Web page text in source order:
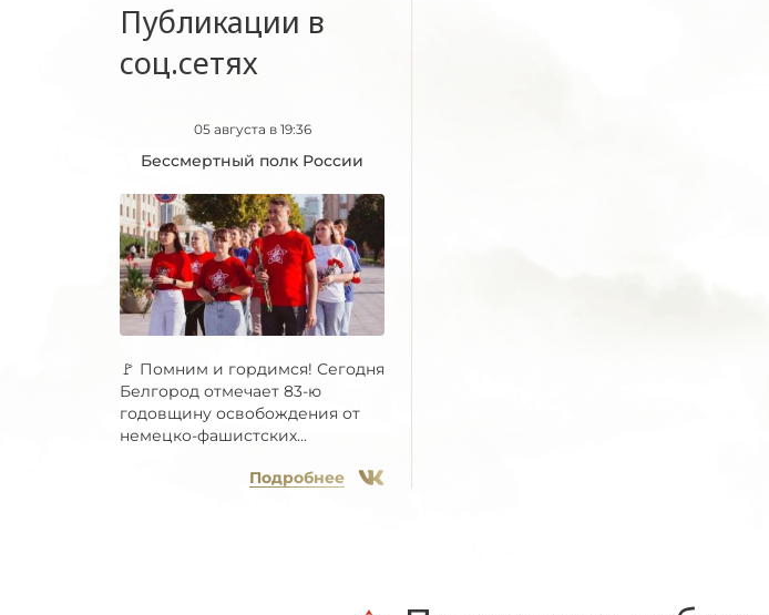
Публикации в
соц.сетях
05 августа в 19:36
Бессмертный полк России
🚩 Помним и гордимся! Сегодня
Белгород отмечает 83-ю
годовщину освобождения от
немецко-фашистских...
Подробнее